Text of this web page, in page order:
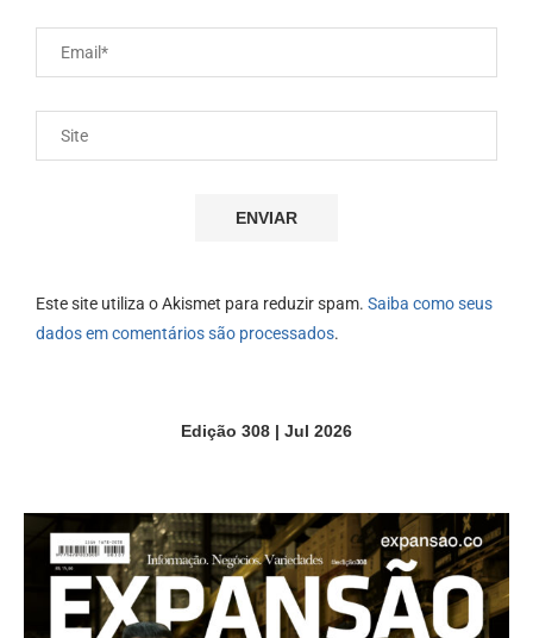
Este site utiliza o Akismet para reduzir spam. Saiba como seus
dados em comentários são processados.
Edição 308 | Jul 2026